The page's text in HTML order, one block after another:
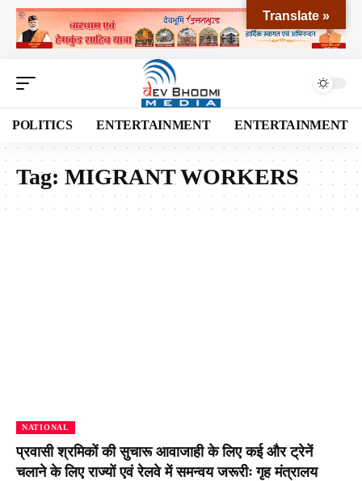
POLITICS ENTERTAINMENT ENTERTAINMENT
Tag: MIGRANT WORKERS
NATIONAL
प्रवासी श्रमिकों की सुचारू आवाजाही के लिए कई और ट्रेनें
चलाने के लिए राज्यों एवं रेलवे में समन्वय जरूरीः गृह मंत्रालय
Translate »